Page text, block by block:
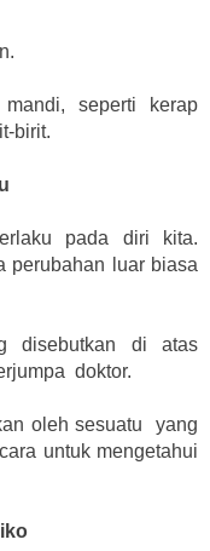
seperti kerap
birit.
pada diri kita.
perubahan luar biasa
disebutkan di atas
doktor.
oleh sesuatu yang
untuk mengetahui